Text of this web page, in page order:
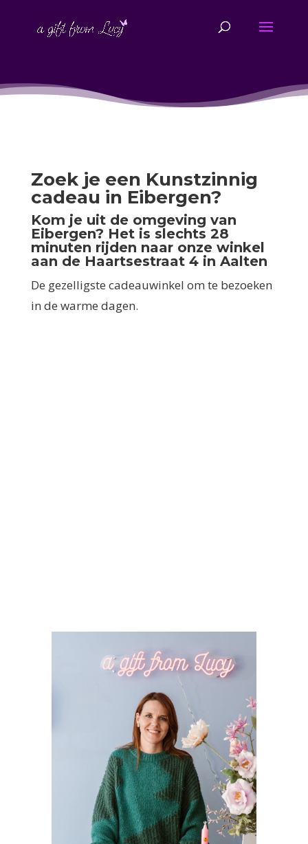
Zoek je een Kunstzinnig
cadeau in Eibergen?
Kom je uit de omgeving van
Eibergen? Het is slechts 28
minuten rijden naar onze winkel
aan de Haartsestraat 4 in Aalten
De gezelligste cadeauwinkel om te bezoeken
in de warme dagen.